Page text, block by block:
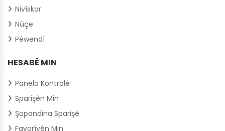
Nivîskar
Nûçe
Pêwendî
HESABÊ MIN
Panela Kontrolê
Sparişên Min
Şopandina Sparişê
Favorîyên Min